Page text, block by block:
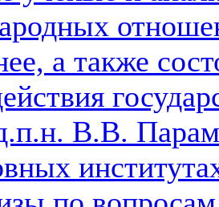
а также
В.В.